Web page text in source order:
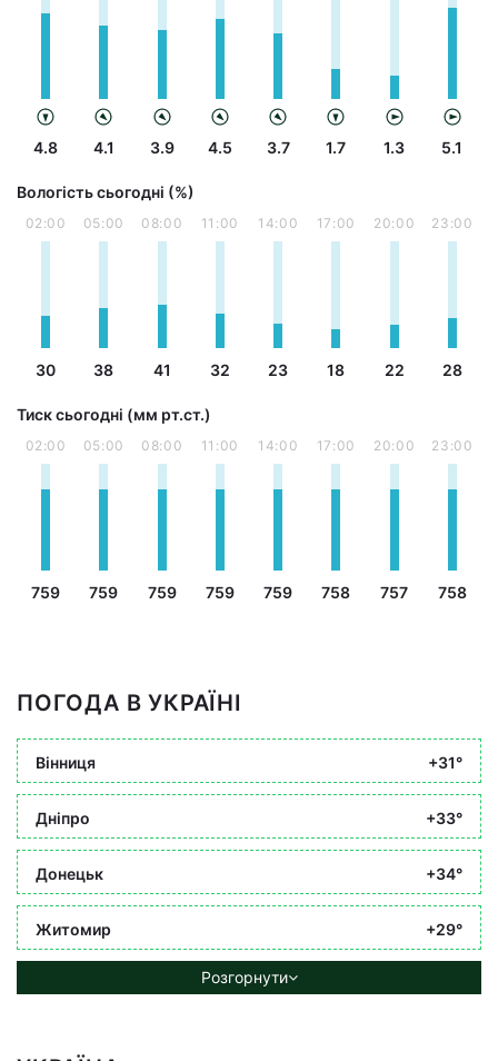
4.8 4.1 3.9 4.5 3.7 1.7 1.3 5.1
Вологість сьогодні (%)
02:00
30
05:00
38
08:00
41
11:00
32
14:00
23
17:00
18
20:00
22
23:00
28
Тиск сьогодні (мм рт.ст.)
02:00
759
05:00
759
08:00
759
11:00
759
14:00
759
17:00
758
20:00
757
23:00
758
ПОГОДА В УКРАЇНІ
Вінниця +31°
Дніпро +33°
Донецьк +34°
Житомир +29°
Розгорнути